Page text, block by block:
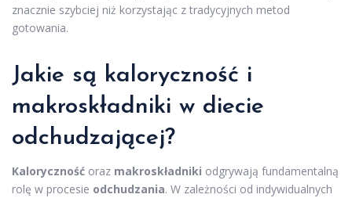
znacznie szybciej niż korzystając z tradycyjnych metod
gotowania.
Jakie są kaloryczność i
makroskładniki w diecie
odchudzającej?
Kaloryczność oraz makroskładniki odgrywają fundamentalną
rolę w procesie odchudzania. W zależności od indywidualnych